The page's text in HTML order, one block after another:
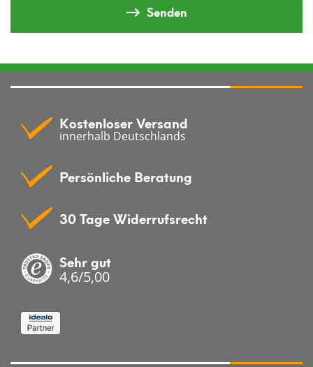
Senden
Kostenloser Versand
innerhalb Deutschlands
Persönliche Beratung
30 Tage Widerrufsrecht
Sehr gut
4,6/5,00